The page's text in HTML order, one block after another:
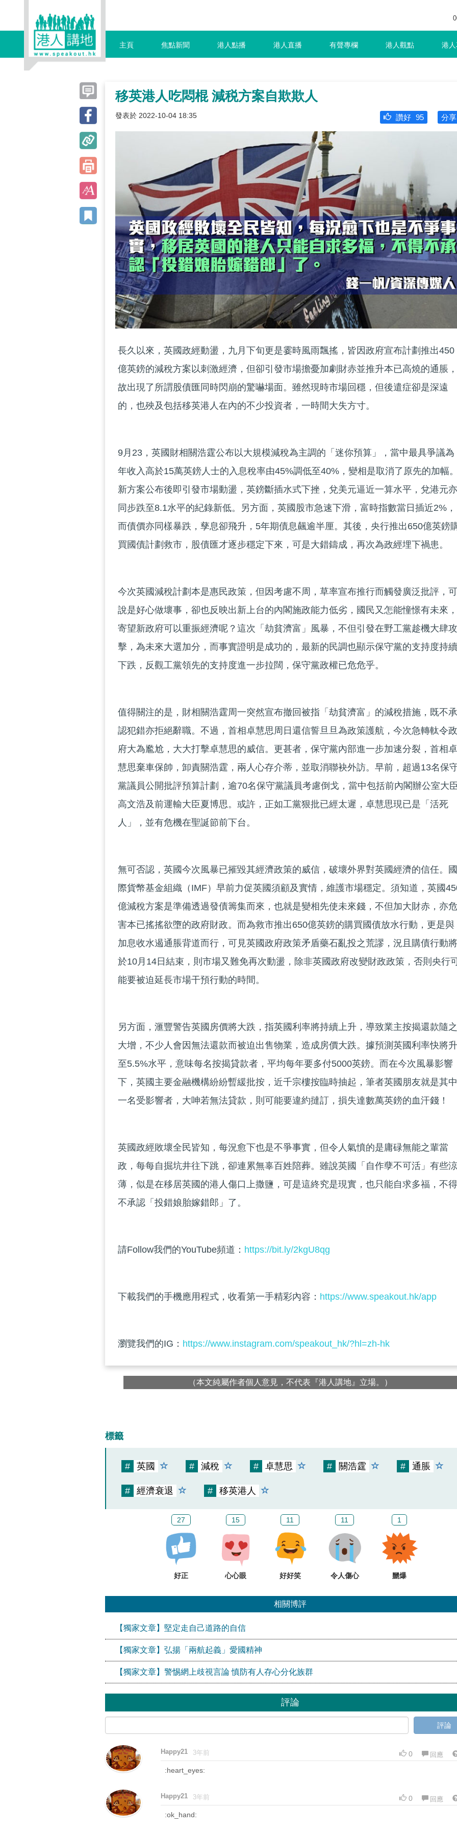
主頁 焦點新聞 港人點播 港人直播 有聲專欄 港人觀點 港
移英港人吃悶棍 減税方案自欺欺人
發表於 2022-10-04 18:35 分享
讚好 95
長久以來，英國政經動盪，九月下旬更是霎時風雨飄搖，皆因政府宣布計劃推出450
億英鎊的減稅方案以刺激經濟，但卻引發市場擔憂加劇財赤並推升本已高燒的通脹，
故出現了所謂股債匯同時閃崩的驚嚇場面。雖然現時市場回穩，但後遣症卻是深遠
的，也殃及包括移英港人在內的不少投資者，一時間大失方寸。
9月23，英國財相關浩霆公布以大規模減稅為主調的「迷你預算」，當中最具爭議為
年收入高於15萬英鎊人士的入息稅率由45%調低至40%，變相是取消了原先的加幅
新方案公布後即引發市場動盪，英鎊斷插水式下挫，兌美元逼近一算水平，兌港元亦
同步跌至8.1水平的紀錄新低。另方面，英國股市急速下滑，富時指數當日插近2%，
而債價亦同樣暴跌，孳息卻飛升，5年期債息飆逾半厘。其後，央行推出650億英鎊
買國債計劃救市，股債匯才逐步穩定下來，可是大錯鑄成，再次為政經埋下禍患。
今次英國減稅計劃本是惠民政策，但因考慮不周，草率宣布推行而觸發廣泛批評，可
說是好心做壞事，卻也反映出新上台的內閣施政能力低劣，國民又怎能憧憬有未來，
寄望新政府可以重振經濟呢？這次「劫貧濟富」風暴，不但引發在野工黨趁機大肆攻
擊，為未來大選加分，而事實證明是成功的，最新的民調也顯示保守黨的支持度持續
下跌，反觀工黨領先的支持度進一步拉闊，保守黨政權已危危乎。
值得關注的是，財相關浩霆周一突然宣布撤回被指「劫貧濟富」的減稅措施，既不承
認犯錯亦拒絕辭職。不過，首相卓慧思周日還信誓旦旦為政策護航，今次急轉軚令政
府大為尷尬，大大打擊卓慧思的威信。更甚者，保守黨內部進一步加速分裂，首相卓
慧思棄車保帥，卸責關浩霆，兩人心存介蒂，並取消聯袂外訪。早前，超過13名保
黨議員公開批評預算計劃，逾70名保守黨議員考慮倒戈，當中包括前內閣辦公室大
高文浩及前運輸大臣夏博思。或許，正如工黨狠批已經太遲，卓慧思現已是「活死
人」，並有危機在聖誕節前下台。
無可否認，英國今次風暴已摧毀其經濟政策的威信，破壞外界對英國經濟的信任。國
際貨幣基金組織（IMF）早前力促英國須顧及實情，維護市場穩定。須知道，英國
億減稅方案是準備透過發債籌集而來，也就是變相先使未來錢，不但加大財赤，亦危
害本已搖搖欲墮的政府財政。而為救市推出650億英鎊的購買國債放水行動，更是與
加息收水遏通脹背道而行，可見英國政府政策矛盾藥石亂投之荒謬，況且購債行動將
於10月14日結束，則市場又難免再次動盪，除非英國政府改變財政政策，否則央行
能要被迫延長市場干預行動的時間。
另方面，滙豐警告英國房價將大跌，指英國利率將持續上升，導致業主按揭還款隨之
大增，不少人會因無法還款而被迫出售物業，造成房價大跌。據預測英國利率快將升
至5.5%水平，意味每名按揭貸款者，平均每年要多付5000英鎊。而在今次風暴影響
下，英國主要金融機構紛紛暫緩批按，近千宗樓按臨時抽起，筆者英國朋友就是其中
一名受影響者，大呻若無法貸款，則可能要違約撻訂，損失達數萬英鎊的血汗錢！
英國政經敗壞全民皆知，每況愈下也是不爭事實，但令人氣憤的是庸碌無能之輩當
政，每每自掘坑井往下跳，卻連累無辜百姓陪葬。雖說英國「自作孽不可活」有些涼
薄，似是在移居英國的港人傷口上撒鹽，可是這終究是現實，也只能自求多福，不得
不承認「投錯娘胎嫁錯郎」了。
請Follow我們的YouTube頻道： https://bit.ly/2kgU8qg
下載我們的手機應用程式，收看第一手精彩內容： https://www.speakout.hk/app
瀏覽我們的IG： https://www.instagram.com/speakout_hk/?hl=zh-hk
（本文純屬作者個人意見，不代表『港人講地』立場。）
標籤
# 英國 # 減稅 # 卓慧思 # 關浩霆 # 通脹
# 經濟衰退 # 移英港人
27
好正
15
心心眼
11
好好笑
11
令人傷心
1
嬲爆
相關博評
【獨家文章】堅定走自己道路的自信
【獨家文章】弘揚「兩航起義」愛國精神
【獨家文章】警惕網上歧視言論 慎防有人存心分化族群
評論
評論
Happy21 3年前 0 回應
:heart_eyes:
Happy21 3年前 0 回應
:ok_hand: